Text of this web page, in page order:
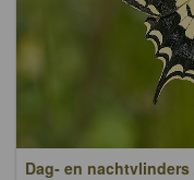
Dag- en